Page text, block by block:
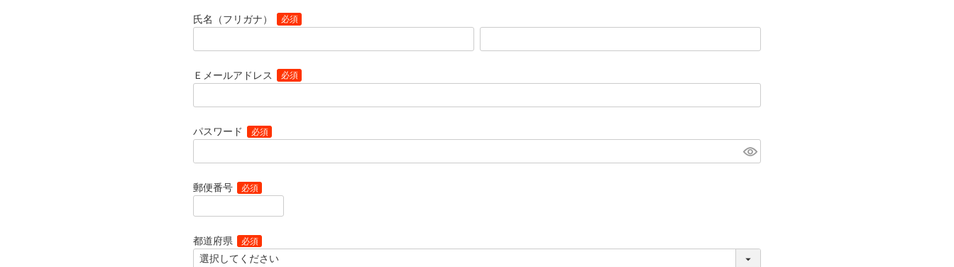
氏名（フリガナ）
(必須)
Ｅメールアドレス
(必須)
パスワード
(必須)
郵便番号
(必須)
都道府県
(必須)